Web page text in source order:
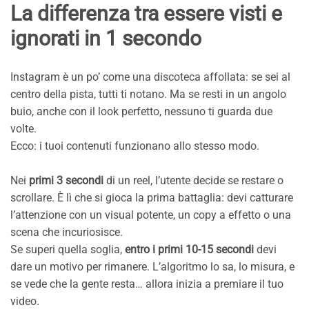
La differenza tra essere visti e
ignorati in 1 secondo
Instagram è un po’ come una discoteca affollata: se sei al
centro della pista, tutti ti notano. Ma se resti in un angolo
buio, anche con il look perfetto, nessuno ti guarda due
volte.
Ecco: i tuoi contenuti funzionano allo stesso modo.
Nei primi 3 secondi di un reel, l’utente decide se restare o
scrollare. È lì che si gioca la prima battaglia: devi catturare
l’attenzione con un visual potente, un copy a effetto o una
scena che incuriosisce.
Se superi quella soglia, entro i primi 10-15 secondi devi
dare un motivo per rimanere. L’algoritmo lo sa, lo misura, e
se vede che la gente resta… allora inizia a premiare il tuo
video.